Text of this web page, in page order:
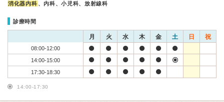
消化器内科 、内科、小児科、放射線科
診療時間
月 火 水 木 金 土 日 祝
08:00-12:00
14:00-15:00
17:30-18:30
14:00-17:30